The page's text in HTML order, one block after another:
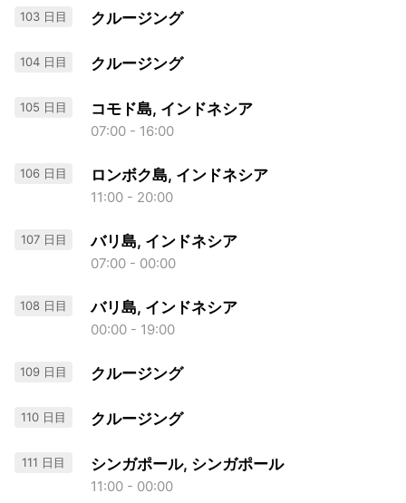
103 日目 クルージング
104 日目 クルージング
105 日目 コモド島, インドネシア
07:00 - 16:00
106 日目 ロンボク島, インドネシア
11:00 - 20:00
107 日目 バリ島, インドネシア
07:00 - 00:00
108 日目 バリ島, インドネシア
00:00 - 19:00
109 日目 クルージング
110 日目 クルージング
111 日目 シンガポール, シンガポール
11:00 - 00:00